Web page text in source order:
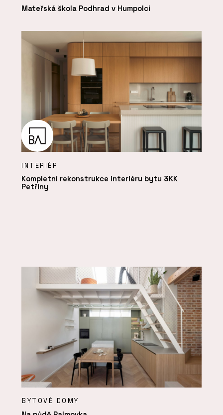
Mateřská škola Podhrad v Humpolci
INTERIÉR
Kompletní rekonstrukce interiéru bytu 3KK
Petřiny
BYTOVÉ DOMY